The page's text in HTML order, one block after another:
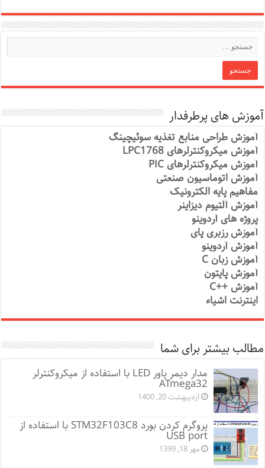
آموزش های پرطرفدار
آموزش طراحی منابع تغذیه سوئیچینگ
آموزش میکروکنترلرهای LPC1768
آموزش میکروکنترلرهای PIC
آموزش اتوماسیون صنعتی
مفاهیم پایه الکترونیک
آموزش آلتیوم دیزاینر
پروژه های آردوینو
آموزش رزبری پای
آموزش آردوینو
آموزش زبان C
آموزش پایتون
آموزش ++C
اینترنت اشیاء
مطالب بیشتر برای شما
مدار دیمر پاور LED با استفاده از میکروکنترلر
ATmega32
اردیبهشت 20, 1400
پروگرم کردن بورد STM32F103C8 با استفاده از
USB port
مهر 18, 1399